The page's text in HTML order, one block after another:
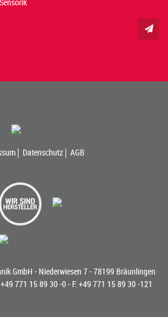
Datenschutz AGB
GmbH - Niederwiesen 7 - 78199 Bräunlingen
+49 771 15 89 30 -0- F. +49 771 15 89 30 -121